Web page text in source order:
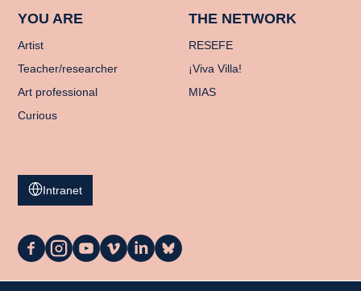
YOU ARE
Artist
Teacher/researcher
Art professional
Curious
THE NETWORK
RESEFE
¡Viva Villa!
MIAS
Intranet
La
on
La
on
La
on
La
on
La
on
La
on